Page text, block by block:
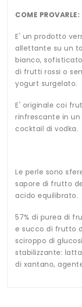
COME PROVARLE:
E' un prodotto
allettante su un
bianco,
di frutti rossi o
yogurt surgelato.
E' originale coi
rinfrescante in
cocktail di vodka.
Le perle sono
sapore di frutto
acido equilibrato.
57% di purea di
e succo di frutto
sciroppo di
stabilizzante:
di xantano,